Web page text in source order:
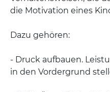
die Motivation eines
Dazu gehören:
- Druck aufbauen.
in den Vordergrund